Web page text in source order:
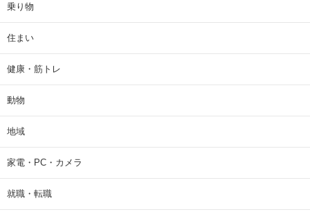
乗り物
住まい
健康・筋トレ
動物
地域
家電・PC・カメラ
就職・転職